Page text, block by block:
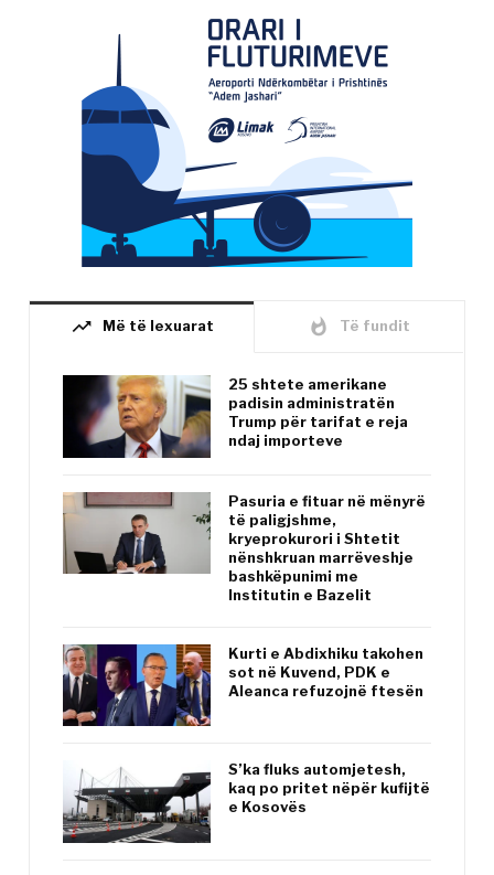
trending_up Më të lexuarat whatshot Të fundit
25 shtete amerikane
padisin administratën
Trump për tarifat e reja
ndaj importeve
Pasuria e fituar në mënyrë
të paligjshme,
kryeprokurori i Shtetit
nënshkruan marrëveshje
bashkëpunimi me
Institutin e Bazelit
Kurti e Abdixhiku takohen
sot në Kuvend, PDK e
Aleanca refuzojnë ftesën
S’ka fluks automjetesh,
kaq po pritet nëpër kufijtë
e Kosovës